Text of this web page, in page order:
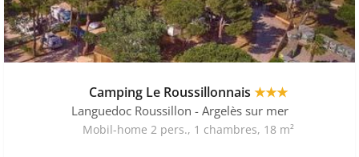
Camping Le Roussillonnais ★★★
Languedoc Roussillon - Argelès sur mer
Mobil-home 2 pers., 1 chambres, 18 m²